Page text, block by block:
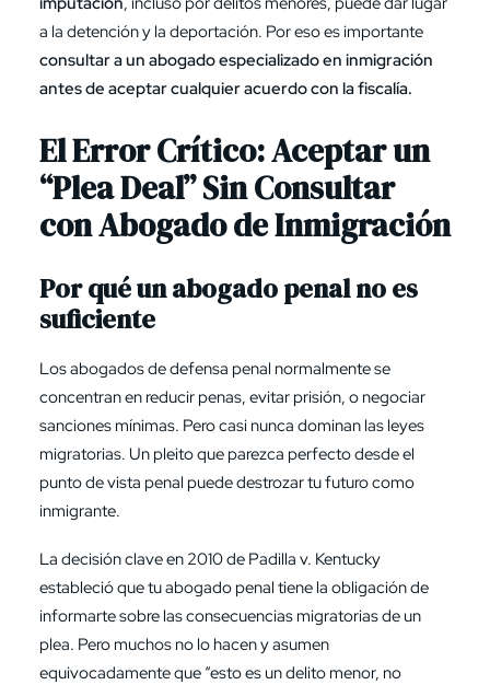
a la detención y la deportación. Por eso es importante
consultar a un abogado especializado en inmigración
antes de aceptar cualquier acuerdo con la fiscalía.
El Error Crítico: Aceptar un
“Plea Deal” Sin Consultar
con Abogado de Inmigración
Por qué un abogado penal no es
suficiente
Los abogados de defensa penal normalmente se
concentran en reducir penas, evitar prisión, o negociar
sanciones mínimas. Pero casi nunca dominan las leyes
migratorias. Un pleito que parezca perfecto desde el
punto de vista penal puede destrozar tu futuro como
inmigrante.
La decisión clave en 2010 de Padilla v. Kentucky
estableció que tu abogado penal tiene la obligación de
informarte sobre las consecuencias migratorias de un
plea. Pero muchos no lo hacen y asumen
equivocadamente que “esto es un delito menor, no